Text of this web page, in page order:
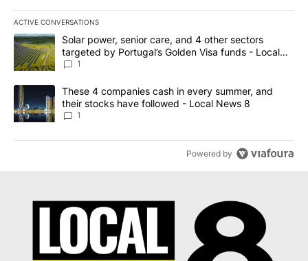
ACTIVE CONVERSATIONS
The following is a list of the most commented articles in the last
A trending article titled "Solar power, senior care, and 4 other
Solar power, senior care, and 4 other sectors
targeted by Portugal’s Golden Visa funds - Local
News 8
1
A trending article titled "These 4 companies cash in every
These 4 companies cash in every summer, and
their stocks have followed - Local News 8
1
Powered by